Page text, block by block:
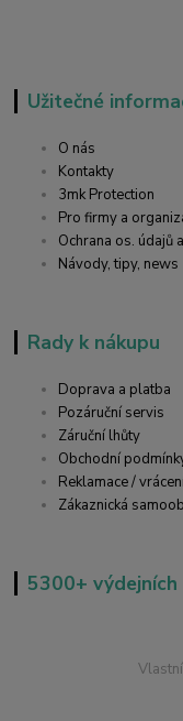
Užitečné
O nás
Kontakty
3mk Protection
Pro firmy a
Ochrana os. údajů
Návody, tipy, news
Rady k nákupu
Doprava a platba
Pozáruční servis
Záruční lhůty
Obchodní
Reklamace /
Zákaznická
5300+